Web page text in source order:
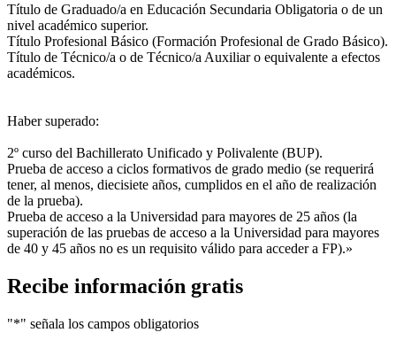
Título de Graduado/a en Educación Secundaria Obligatoria o de un
nivel académico superior.
Título Profesional Básico (Formación Profesional de Grado Básico).
Título de Técnico/a o de Técnico/a Auxiliar o equivalente a efectos
académicos.
Haber superado:
2º curso del Bachillerato Unificado y Polivalente (BUP).
Prueba de acceso a ciclos formativos de grado medio (se requerirá
tener, al menos, diecisiete años, cumplidos en el año de realización
de la prueba).
Prueba de acceso a la Universidad para mayores de 25 años (la
superación de las pruebas de acceso a la Universidad para mayores
de 40 y 45 años no es un requisito válido para acceder a FP).»
Recibe información gratis
"*" señala los campos obligatorios